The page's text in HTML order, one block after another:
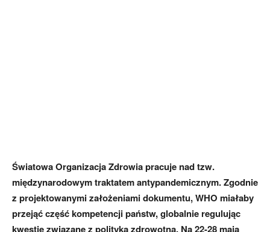
Światowa Organizacja Zdrowia pracuje nad tzw.
międzynarodowym traktatem antypandemicznym. Zgodnie
z projektowanymi założeniami dokumentu, WHO miałaby
przejąć część kompetencji państw, globalnie regulując
kwestie związane z polityką zdrowotną. Na 22-28 maja